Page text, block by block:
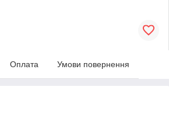
Оплата Умови повернення